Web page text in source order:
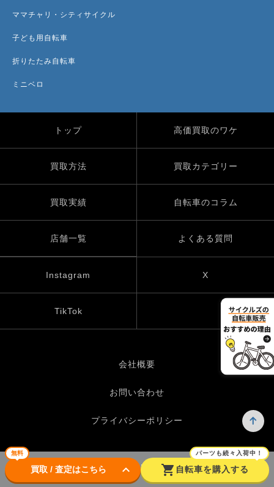
無料
買取 / 査定はこちら keyboard_arrow_down shopping_cart
パーツも続々入荷中！
自転車を購入する
ママチャリ・シティサイクル
子ども用自転車
折りたたみ自転車
ミニベロ
トップ 高価買取のワケ
買取方法 買取カテゴリー
買取実績 自転車のコラム
店舗一覧 よくある質問
Instagram X
TikTok
会社概要
お問い合わせ
プライバシーポリシー
© UP GARAGE GROUP Co., Ltd.